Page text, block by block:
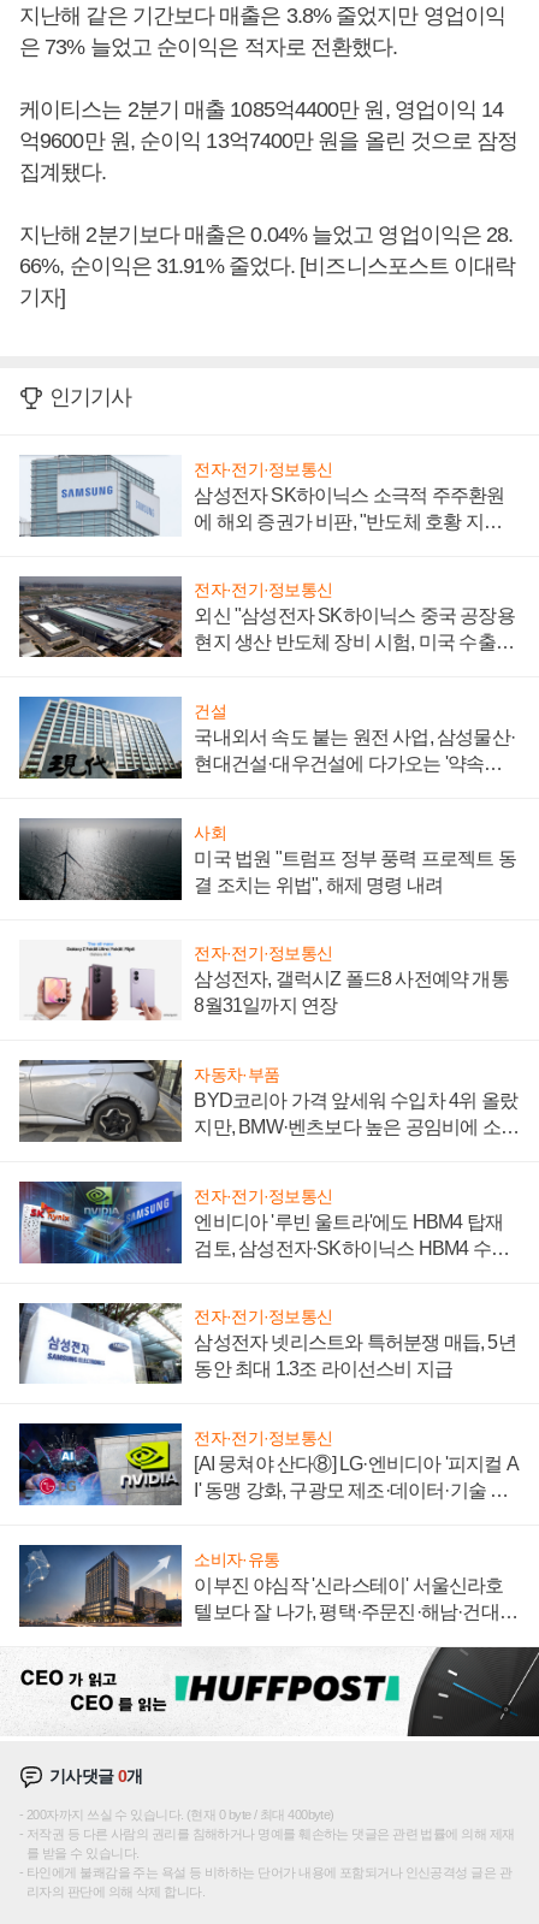
지난해 같은 기간보다 매출은 3.8% 줄었지만 영업이익
은 73% 늘었고 순이익은 적자로 전환했다.
케이티스는 2분기 매출 1085억4400만 원, 영업이익 14
억9600만 원, 순이익 13억7400만 원을 올린 것으로 잠정
집계됐다.
지난해 2분기보다 매출은 0.04% 늘었고 영업이익은 28.
66%, 순이익은 31.91% 줄었다. [비즈니스포스트 이대락
기자]
인기기사
전자·전기·정보통신
삼성전자 SK하이닉스 소극적 주주환원
에 해외 증권가 비판, "반도체 호황 지속
전자·전기·정보통신
외신 "삼성전자 SK하이닉스 중국 공장용
현지 생산 반도체 장비 시험, 미국 수출통
건설
국내외서 속도 붙는 원전 사업, 삼성물산·
현대건설·대우건설에 다가오는 '약속의
사회
미국 법원 "트럼프 정부 풍력 프로젝트 동
결 조치는 위법", 해제 명령 내려
전자·전기·정보통신
삼성전자, 갤럭시Z 폴드8 사전예약 개통
8월31일까지 연장
자동차·부품
BYD코리아 가격 앞세워 수입차 4위 올랐
지만, BMW·벤츠보다 높은 공임비에 소비
전자·전기·정보통신
엔비디아 '루빈 울트라'에도 HBM4 탑재
검토, 삼성전자·SK하이닉스 HBM4 수율
전자·전기·정보통신
삼성전자 넷리스트와 특허분쟁 매듭, 5년
동안 최대 1.3조 라이선스비 지급
전자·전기·정보통신
[AI 뭉쳐야 산다⑧] LG·엔비디아 '피지컬 A
I' 동맹 강화, 구광모 제조·데이터·기술 결
소비자·유통
이부진 야심작 '신라스테이' 서울신라호
텔보다 잘 나가, 평택·주문진·해남·건대로
기사댓글0개
200자까지 쓰실 수 있습니다. (현재 0 byte / 최대 400byte)
저작권 등 다른 사람의 권리를 침해하거나 명예를 훼손하는 댓글은 관련 법률에 의해 제재
를 받을 수 있습니다.
타인에게 불쾌감을 주는 욕설 등 비하하는 단어가 내용에 포함되거나 인신공격성 글은 관
리자의 판단에 의해 삭제 합니다.